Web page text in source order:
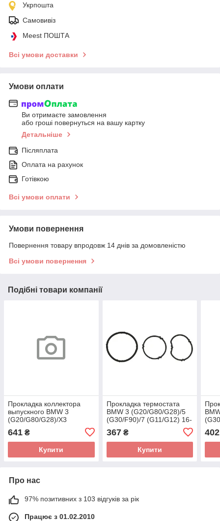
Укрпошта
Самовивіз
Meest ПОШТА
Всі умови доставки
Умови оплати
Ви отримаєте замовлення
або гроші повернуться на вашу картку
Детальніше
Післяплата
Оплата на рахунок
Готівкою
Всі умови оплати
Умови повернення
Повернення товару впродовж 14 днів за домовленістю
Всі умови повернення
Подібні товари компанії
Прокладка коллектора
выпускного BMW 3
(G20/G80/G28)/X3
19- B58 B30 798.620
(ELRING)
641 ₴
Купити
Прокладка термостата
BMW 3 (G20/G80/G28)/5
(G30/F90)/7 (G11/G12) 16-
(ELRING)
367₴
Купити
402
Про нас
97% позитивних з 103 відгуків за рік
Працює з 01.02.2010